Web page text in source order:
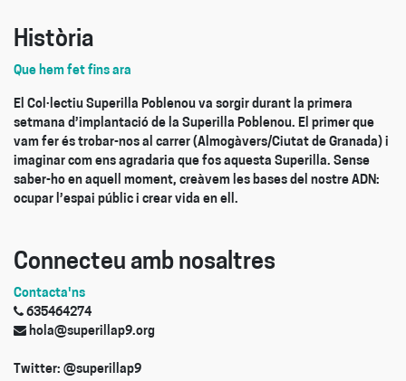
Història
Que hem fet fins ara
El Col·lectiu Superilla Poblenou va sorgir durant la primera
setmana d’implantació de la Superilla Poblenou. El primer que
vam fer és trobar-nos al carrer (Almogàvers/Ciutat de Granada) i
imaginar com ens agradaria que fos aquesta Superilla. Sense
saber-ho en aquell moment, creàvem les bases del nostre ADN:
ocupar l’espai públic i crear vida en ell.
Connecteu amb nosaltres
Contacta'ns
635464274
hola@superillap9.org
Twitter: @superillap9